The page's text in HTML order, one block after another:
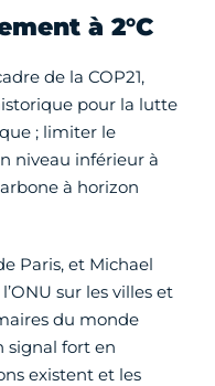
à 2°C
de la COP21,
pour la lutte
; limiter le
niveau inférieur à
à horizon
Paris, et Michael
sur les villes et
du monde
signal fort en
existent et les